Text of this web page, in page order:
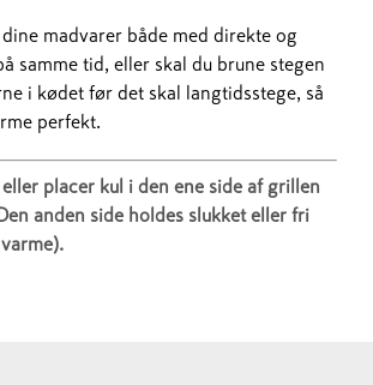
madvarer både med direkte og
samme tid, eller skal du brune stegen
i kødet før det skal langtidsstege, så
perfekt.
placer kul i den ene side af grillen
anden side holdes slukket eller fri